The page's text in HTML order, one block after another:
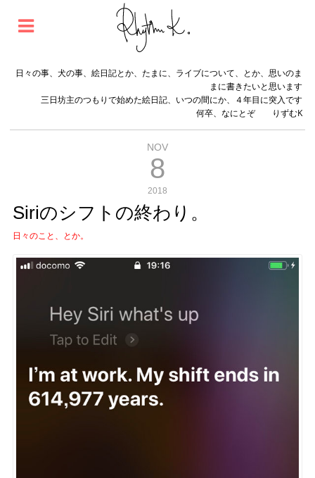
日々の事、犬の事、絵日記とか、たまに、ライブについて、とか、思いのま
まに書きたいと思います
三日坊主のつもりで始めた絵日記、いつの間にか、４年目に突入です
何卒、なにとぞ りずむK
NOV
8
2018
Siriのシフトの終わり。
日々のこと、とか。